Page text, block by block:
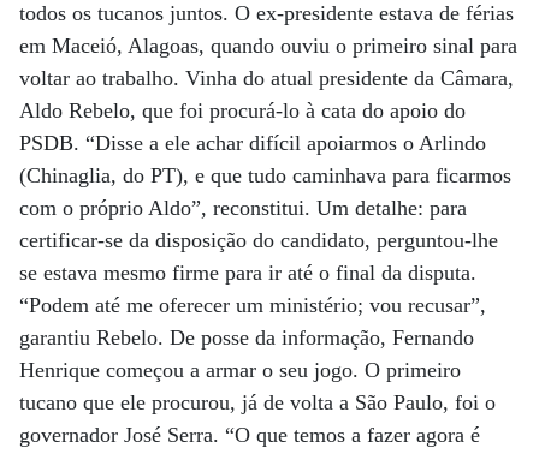
todos os tucanos juntos. O ex-presidente estava de férias
em Maceió, Alagoas, quando ouviu o primeiro sinal para
voltar ao trabalho. Vinha do atual presidente da Câmara,
Aldo Rebelo, que foi procurá-lo à cata do apoio do
PSDB. “Disse a ele achar difícil apoiarmos o Arlindo
(Chinaglia, do PT), e que tudo caminhava para ficarmos
com o próprio Aldo”, reconstitui. Um detalhe: para
certificar-se da disposição do candidato, perguntou-lhe
se estava mesmo firme para ir até o final da disputa.
“Podem até me oferecer um ministério; vou recusar”,
garantiu Rebelo. De posse da informação, Fernando
Henrique começou a armar o seu jogo. O primeiro
tucano que ele procurou, já de volta a São Paulo, foi o
governador José Serra. “O que temos a fazer agora é